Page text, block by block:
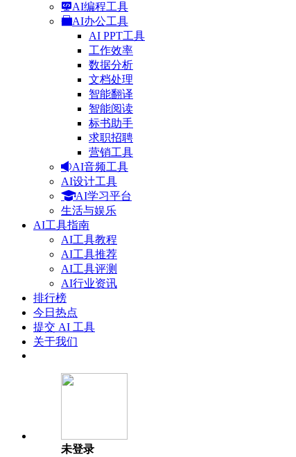
AI编程工具
AI办公工具
AI PPT工具
工作效率
数据分析
文档处理
智能翻译
智能阅读
标书助手
求职招聘
营销工具
AI音频工具
AI设计工具
AI学习平台
生活与娱乐
AI工具指南
AI工具教程
AI工具推荐
AI工具评测
AI行业资讯
排行榜
今日热点
提交 AI 工具
关于我们
未登录